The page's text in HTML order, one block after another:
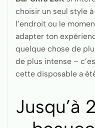
choisir un seul style à
l’endroit ou le
adapter ton
quelque chose de
de plus intense –
cette disposable a
Jusqu’à